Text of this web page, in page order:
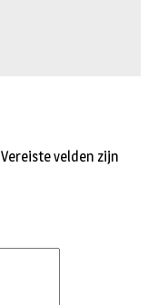
Vereiste velden zijn